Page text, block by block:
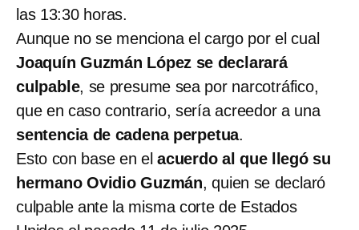
las 13:30 horas.
Aunque no se menciona el cargo por el cual
Joaquín Guzmán López se declarará
culpable, se presume sea por narcotráfico,
que en caso contrario, sería acreedor a una
sentencia de cadena perpetua.
Esto con base en el acuerdo al que llegó su
hermano Ovidio Guzmán, quien se declaró
culpable ante la misma corte de Estados